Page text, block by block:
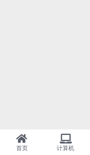
首页 计算机